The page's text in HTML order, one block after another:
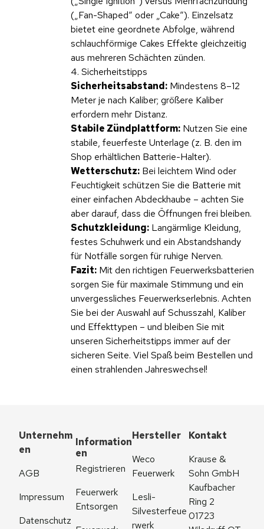
(„Fan-Shaped“ oder „Cake“). Einzelsatz
bietet eine geordnete Abfolge, während
schlauchförmige Cakes Effekte gleichzeitig
aus mehreren Schächten zünden.
4. Sicherheitstipps
Sicherheitsabstand:Mindestens 8–12
Meter je nach Kaliber; größere Kaliber
erfordern mehr Distanz.
Stabile Zündplattform:Nutzen Sie eine
stabile, feuerfeste Unterlage (z. B. den im
Shop erhältlichen Batterie-Halter).
Wetterschutz:Bei leichtem Wind oder
Feuchtigkeit schützen Sie die Batterie mit
einer einfachen Abdeckhaube – achten Sie
aber darauf, dass die Öffnungen frei bleiben.
Schutzkleidung:Langärmlige Kleidung,
festes Schuhwerk und ein Abstandshandy
für Notfälle sorgen für ruhige Nerven.
Fazit:Mit den richtigen Feuerwerksbatterien
sorgen Sie für maximale Stimmung und ein
unvergessliches Feuerwerkserlebnis. Achten
Sie bei der Auswahl auf Schusszahl, Kaliber
und Effekttypen – und bleiben Sie mit
unseren Sicherheitstipps immer auf der
sicheren Seite. Viel Spaß beim Bestellen und
einen strahlenden Jahreswechsel!
Unternehm
en
AGB
Impressum
Datenschutz
Information
en
Registrieren
Feuerwerk
Entsorgen
Hersteller
Weco
Feuerwerk
Lesli-
Silvesterfeue
rwerk
Kontakt
Krause &
Sohn GmbH
Kaufbacher
Ring 2
01723